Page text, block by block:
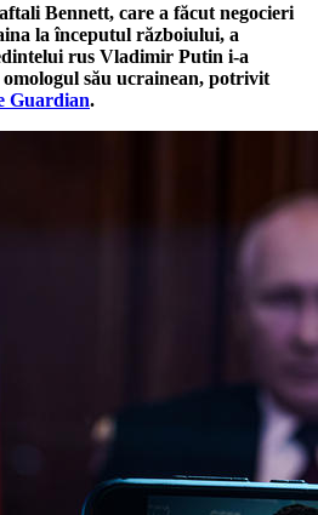
Bennett, care a făcut negocieri
la începutul războiului, a
rus Vladimir Putin i-a
său ucrainean, potrivit
Guardian.